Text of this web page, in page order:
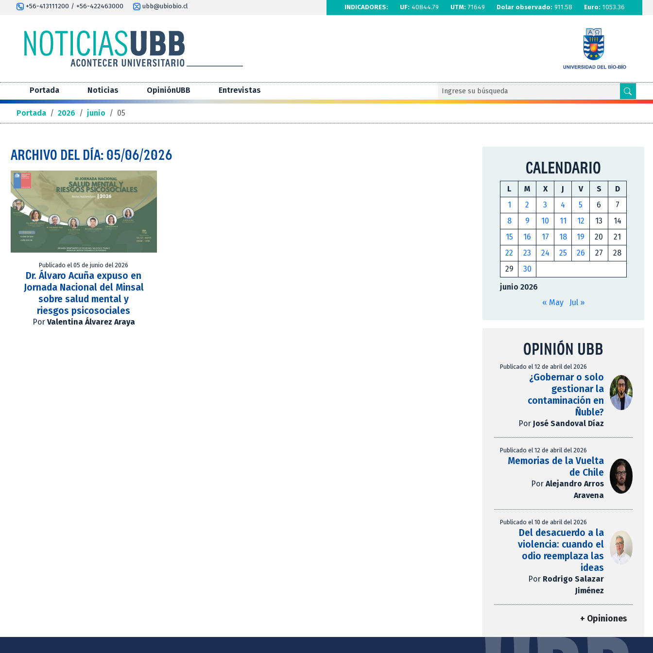
+56-413111200 / +56-422463000 ubb@ubiobio.cl INDICADORES: UF: 40844.79 UTM: 71649 Dolar observado: 911.58 Euro: 1053.36
Portada Noticias OpiniónUBB Entrevistas
Portada / 2026 / junio / 05
ARCHIVO DEL DÍA: 05/06/2026
Publicado el 05 de junio del 2026
Dr. Álvaro Acuña expuso en
Jornada Nacional del Minsal
sobre salud mental y
riesgos psicosociales
Por Valentina Álvarez Araya
CALENDARIO
junio 2026
L M X J V S
D
1
2 3 4 5 6
7
8
9 10 11 12 13
14
15
16 17 18 19 20
21
22
23 24 25 26 27
28
29
30
« May Jul »
OPINIÓN UBB
Publicado el 12 de abril del 2026
¿Gobernar o solo
gestionar la
contaminación en
Ñuble?
Por José Sandoval Díaz
Publicado el 12 de abril del 2026
Memorias de la Vuelta
de Chile
Por Alejandro Arros
Aravena
Publicado el 10 de abril del 2026
Del desacuerdo a la
violencia: cuando el
odio reemplaza las
ideas
Por Rodrigo Salazar
Jiménez
+ Opiniones